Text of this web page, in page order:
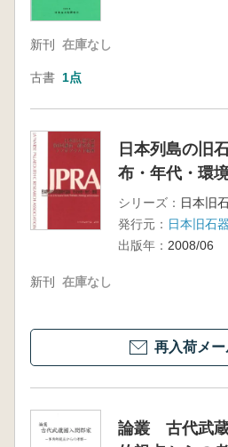
新刊 在庫なし
古書 1点
日本列島の旧
布・年代・環
シリーズ：
発行元： 日本旧石
出版年： 2008/06
新刊 在庫なし
再入荷メ
論叢 古代武